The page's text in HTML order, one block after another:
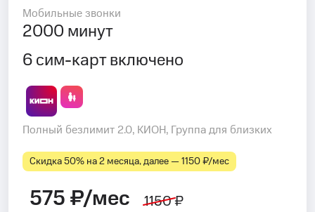
Мобильные звонки
2000 минут
6 сим-карт включено
Полный безлимит 2.0, КИОН, Группа для близких
Скидка 50% на 2 месяца, далее — 1150 ₽⁠/⁠мес
575 ₽/мес 1150 ₽